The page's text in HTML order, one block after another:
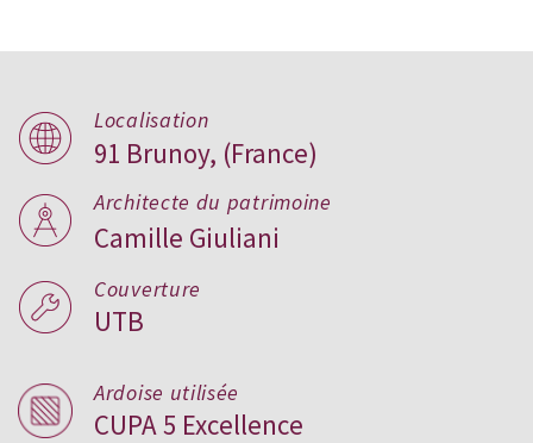
Localisation
91 Brunoy, (France)
Architecte du patrimoine
Camille Giuliani
Couverture
UTB
Ardoise utilisée
CUPA 5 Excellence